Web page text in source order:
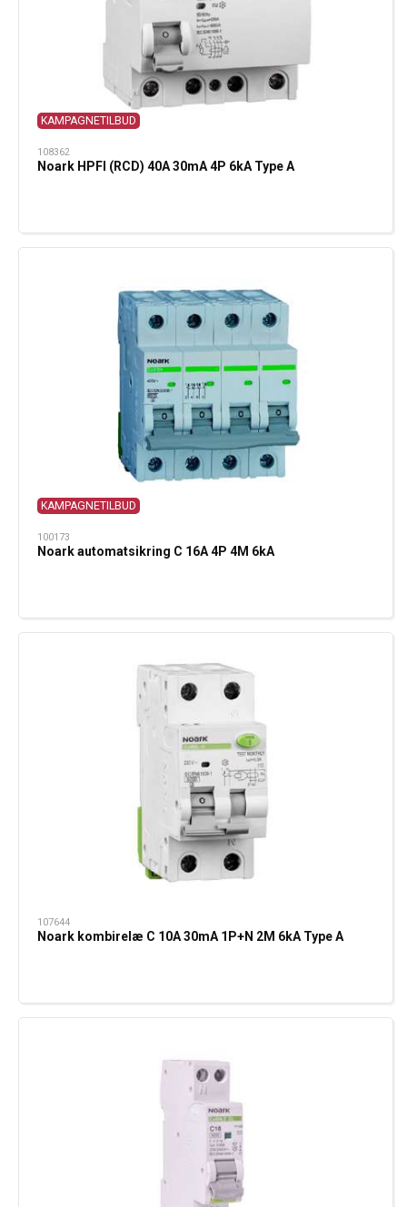
KAMPAGNETILBUD
108362
Noark HPFI (RCD) 40A 30mA 4P 6kA Type A
KAMPAGNETILBUD
100173
Noark automatsikring C 16A 4P 4M 6kA
107644
Noark kombirelæ C 10A 30mA 1P+N 2M 6kA Type A